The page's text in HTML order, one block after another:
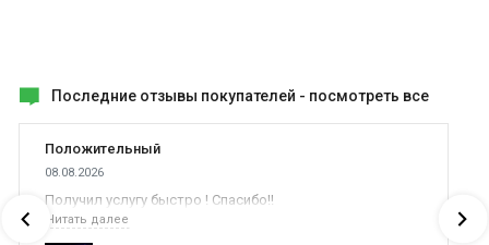
Последние отзывы покупателей - посмотреть все
Положительный
08.08.2026
Получил услугу быстро ! Спасибо!!
Читать далее